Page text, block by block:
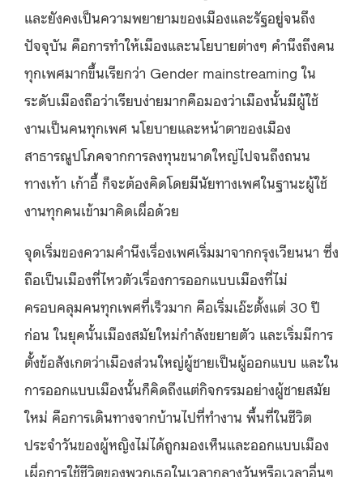
และยังคงเป็นความพยายามของเมืองและรัฐอยู่จนถึง
ปัจจุบัน คือการทำให้เมืองและนโยบายต่างๆ คำนึงถึงคน
ทุกเพศมากขึ้นเรียกว่า Gender mainstreaming ใน
ระดับเมืองถือว่าเรียบง่ายมากคือมองว่าเมืองนั้นมีผู้ใช้
งานเป็นคนทุกเพศ นโยบายและหน้าตาของเมือง
สาธารณูปโภคจากการลงทุนขนาดใหญ่ไปจนถึงถนน
ทางเท้า เก้าอี้ ก็จะต้องคิดโดยมีนัยทางเพศในฐานะผู้ใช้
งานทุกคนเข้ามาคิดเผื่อด้วย
จุดเริ่มของความคำนึงเรื่องเพศเริ่มมาจากกรุงเวียนนา ซึ่ง
ถือเป็นเมืองที่ไหวตัวเรื่องการออกแบบเมืองที่ไม่
ครอบคลุมคนทุกเพศที่เร็วมาก คือเริ่มเอ๊ะตั้งแต่ 30 ปี
ก่อน ในยุคนั้นเมืองสมัยใหม่กำลังขยายตัว และเริ่มมีการ
ตั้งข้อสังเกตว่าเมืองส่วนใหญ่ผู้ชายเป็นผู้ออกแบบ และใน
การออกแบบเมืองนั้นก็คิดถึงแต่กิจกรรมอย่างผู้ชายสมัย
ใหม่ คือการเดินทางจากบ้านไปที่ทำงาน พื้นที่ในชีวิต
ประจำวันของผู้หญิงไม่ได้ถูกมองเห็นและออกแบบเมือง
เผื่อการใช้ชีวิตของพวกเธอในเวลากลางวันหรือเวลาอื่นๆ